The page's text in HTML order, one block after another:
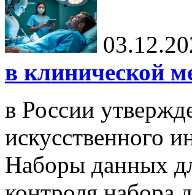
в клинической
в России
искусственного
Наборы данных